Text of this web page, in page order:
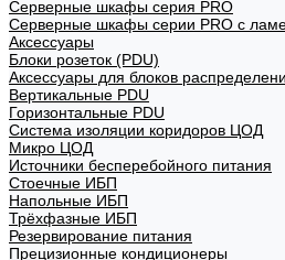
Серверные шкафы серия PRO
Серверные шкафы серии PRO с
Аксессуары
Блоки розеток (PDU)
Аксессуары для блоков
Вертикальные PDU
Горизонтальные PDU
Система изоляции коридоров ЦОД
Микро ЦОД
Источники бесперебойного питания
Стоечные ИБП
Напольные ИБП
Трёхфазные ИБП
Резервирование питания
Прецизионные кондиционеры